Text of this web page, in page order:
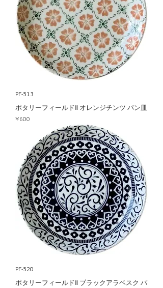
PF-513
ポタリーフィールドⅡ オレンジチンツ パン皿
Price
¥600
PF-520
ポタリーフィールドⅡ ブラックアラベスク パ